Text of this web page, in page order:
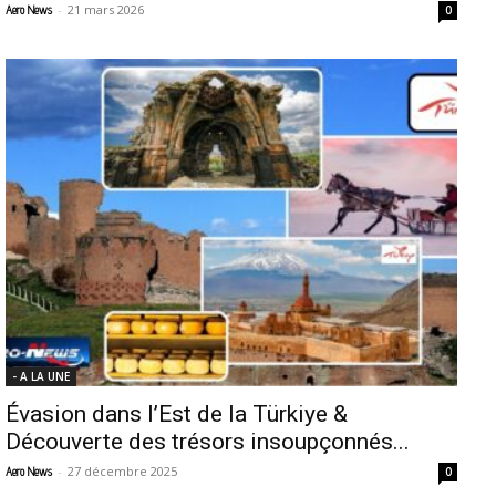
Aero News - 21 mars 2026 0
- A LA UNE
Évasion dans l’Est de la Türkiye &
Découverte des trésors insoupçonnés...
Aero News - 27 décembre 2025 0